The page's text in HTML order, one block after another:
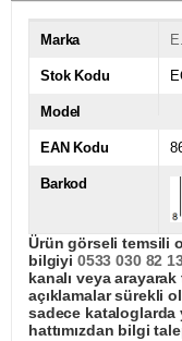
Marka
Stok Kodu
Model
EAN Kodu
Barkod
Ürün görseli temsili
bilgiyi 0533 030 82
kanalı veya
açıklamalar sürekli
sadece kataloglarda
hattımızdan bilgi